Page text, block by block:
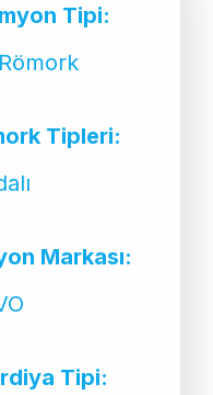
Tipi:
Tipleri:
Markası:
Tipi: